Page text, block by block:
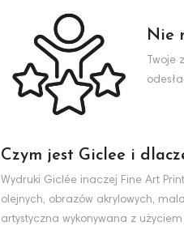
Nie
Czym jest Giclee i
Wydruki Giclée inaczej Fine Art
olejnych, obrazów akrylowych,
artystyczna wykonywana z